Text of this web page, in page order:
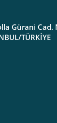
Gürani Cad.
TÜRKİYE